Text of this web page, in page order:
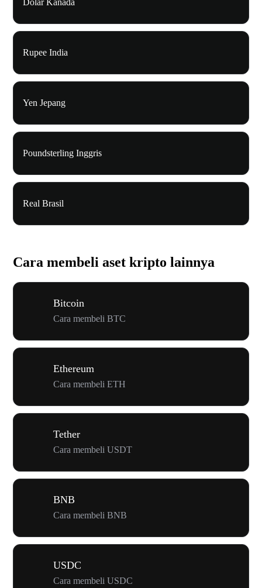
Dolar Kanada
Rupee India
Yen Jepang
Poundsterling Inggris
Real Brasil
Cara membeli aset kripto lainnya
Bitcoin
Cara membeli BTC
Ethereum
Cara membeli ETH
Tether
Cara membeli USDT
BNB
Cara membeli BNB
USDC
Cara membeli USDC